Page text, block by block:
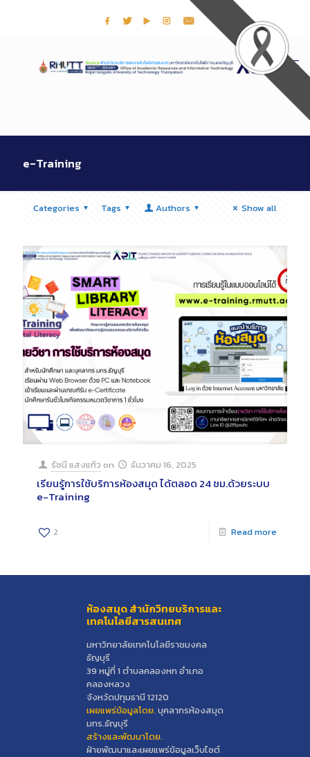
e-Training
Categories Tags Authors Show all
รัชนี แสงแก้ว on ธันวาคม 16, 2025
เรียนรู้การใช้บริการห้องสมุด ได้ตลอด 24 ชม.ด้วยระบบ
e-Training
2 Read more
ห้องสมุด สำนักวิทยบริการและ
เทคโนโลยีสารสนเทศ
มหาวิทยาลัยเทคโนโลยีราชมงคล
ธัญบุรี
39 หมู่ที่ 1 ตำบลคลองหก อำเภอ
คลองหลวง
จังหวัดปทุมธานี 12120
เผยแพร่ข้อมูลโดย.บุคลากรห้องสมุด
มทร.ธัญบุรี
สร้างและพัฒนาโดย.
ฝ่ายพัฒนาและเผยแพร่ข้อมูลเว็บไซต์